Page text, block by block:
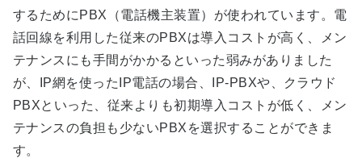
するためにPBX（電話機主装置）が使われています。電
話回線を利用した従来のPBXは導入コストが高く、メン
テナンスにも手間がかかるといった弱みがありました
が、IP網を使ったIP電話の場合、IP-PBXや、クラウド
PBXといった、従来よりも初期導入コストが低く、メン
テナンスの負担も少ないPBXを選択することができま
す。